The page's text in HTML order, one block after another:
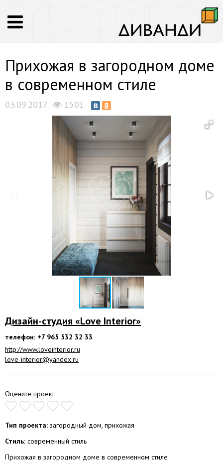
Прихожая в загородном доме
в современном стиле
03.09.2017 1501
Дизайн-студия «Love Interior»
телефон: +7 965 532 32 33
http://www.loveinterior.ru
love-interior@yandex.ru
Оцените проект:
Тип проекта: загородный дом, прихожая
Стиль: современный стиль
Прихожая в загородном доме в современном стиле